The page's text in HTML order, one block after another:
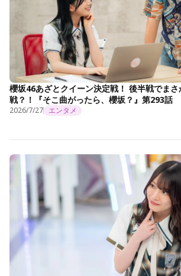
櫻坂46あざとクイーン決定戦！ 後半戦でま
戦？！『そこ曲がったら、櫻坂？』第293話
2026/7/27 エンタメ